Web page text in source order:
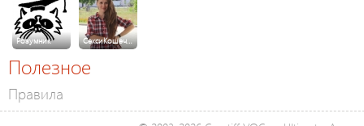
Розумник СексиКошеч…
Полезное
Правила